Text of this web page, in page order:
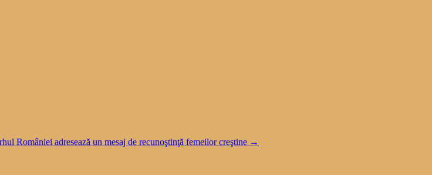
României adresează un mesaj de recunoştinţă femeilor creştine →